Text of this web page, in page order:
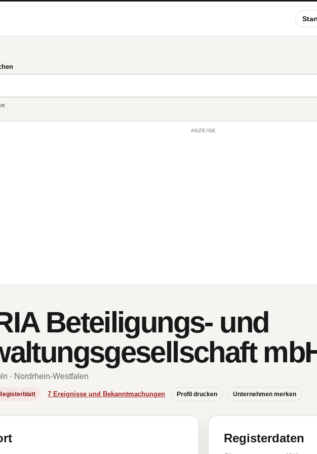
ANZEIGE
Beteiligungs- und
· Nordrhein-Westfalen
7 Ereignisse und Bekanntmachungen Profil drucken Unternehmen merken
Registerdaten